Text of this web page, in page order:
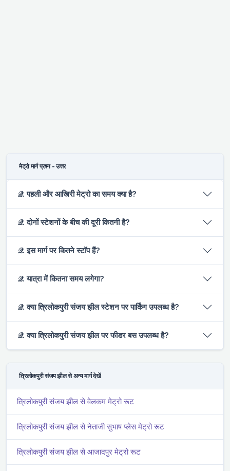
मेट्रो मार्ग प्रश्न - उत्तर
𝒬. पहली और आखिरी मेट्रो का समय क्या है?
𝒬. दोनों स्टेशनों के बीच की दूरी कितनी है?
𝒬. इस मार्ग पर कितने स्टॉप हैं?
𝒬. यात्रा में कितना समय लगेगा?
𝒬. क्या त्रिलोकपुरी संजय झील स्टेशन पर पार्किंग उपलब्ध है?
𝒬. क्या त्रिलोकपुरी संजय झील पर फीडर बस उपलब्ध है?
त्रिलोकपुरी संजय झील से अन्य मार्ग देखें
त्रिलोकपुरी संजय झील से वेलकम मेट्रो रूट
त्रिलोकपुरी संजय झील से नेताजी सुभाष प्लेस मेट्रो रूट
त्रिलोकपुरी संजय झील से आजादपुर मेट्रो रूट